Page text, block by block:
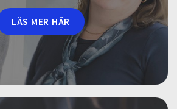
LÄS MER HÄR